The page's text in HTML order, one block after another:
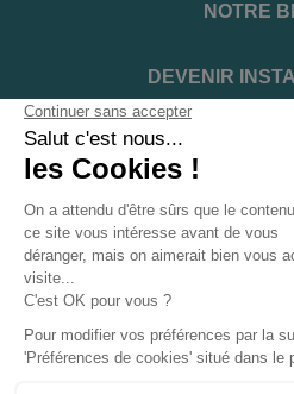
NOTRE
DEVENIR
NOTRE SERVICE
NOS
INFORMATIONS ET